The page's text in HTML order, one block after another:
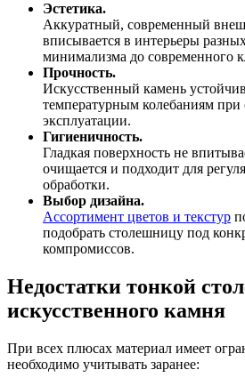
Эстетика.
Аккуратный, современный
вписывается в интерьеры
минимализма до современного
Прочность.
Искусственный камень
температурным колебаниям
эксплуатации.
Гигиеничность.
Гладкая поверхность не
очищается и подходит для
обработки.
Выбор дизайна.
Ассортимент цветов и текстур
подобрать столешницу под
компромиссов.
Недостатки тонкой
искусственного камня
При всех плюсах материал имеет
необходимо учитывать заранее: